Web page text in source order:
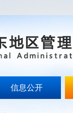
信息公开